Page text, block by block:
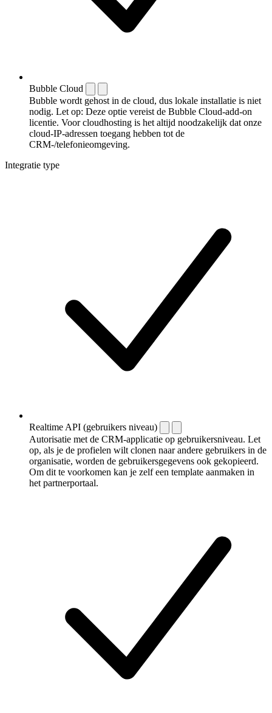
Bubble Cloud
Bubble wordt gehost in de cloud, dus lokale installatie is niet
nodig. Let op: Deze optie vereist de Bubble Cloud-add-on
licentie. Voor cloudhosting is het altijd noodzakelijk dat onze
cloud-IP-adressen toegang hebben tot de
CRM-/telefonieomgeving.
Integratie type
Realtime API (gebruikers niveau)
Autorisatie met de CRM-applicatie op gebruikersniveau. Let
op, als je de profielen wilt clonen naar andere gebruikers in de
organisatie, worden de gebruikersgegevens ook gekopieerd.
Om dit te voorkomen kan je zelf een template aanmaken in
het partnerportaal.